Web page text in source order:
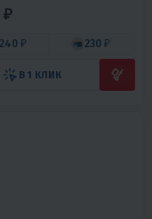
₽
₽ 230 ₽
В 1 КЛИК